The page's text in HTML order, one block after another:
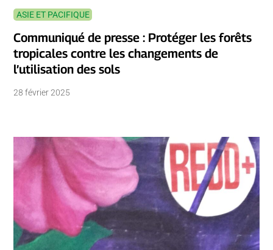
ASIE ET PACIFIQUE
Communiqué de presse : Protéger les forêts
tropicales contre les changements de
l’utilisation des sols
28 février 2025